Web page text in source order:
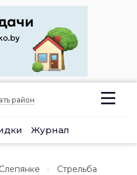
район
Журнал
Стрельба